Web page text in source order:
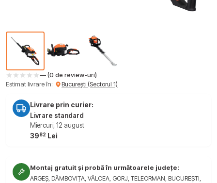
— (0 de review-uri)
Estimat livrare în:
București (Sectorul 1)
Livrare prin curier:
Livrare standard
Miercuri, 12 august
3982 Lei
Montaj gratuit și probă în următoarele județe:
ARGEȘ, DÂMBOVIȚA, VÂLCEA, GORJ, TELEORMAN, BUCUREȘTI,